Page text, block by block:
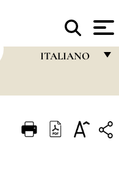
ITALIANO
ITALIANO